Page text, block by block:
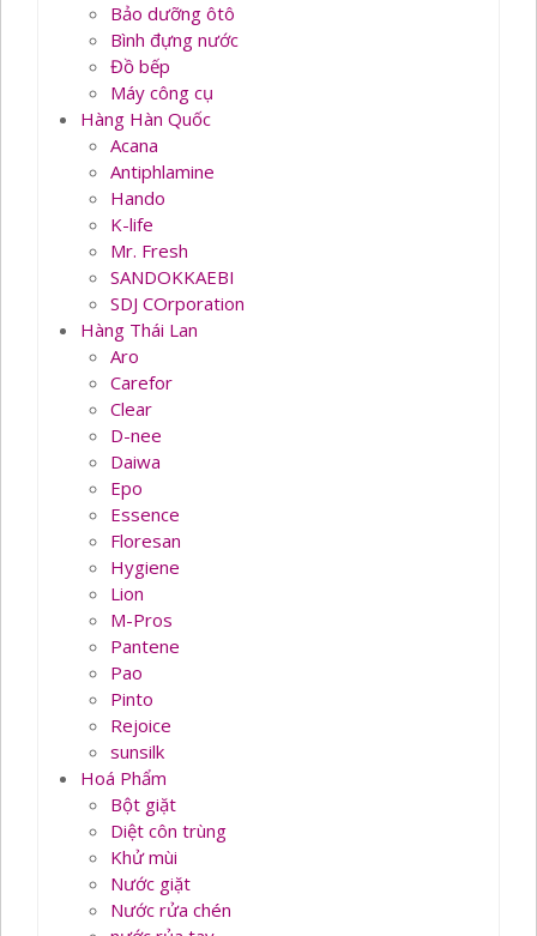
Bảo dưỡng ôtô
Bình đựng nước
Đồ bếp
Máy công cụ
Hàng Hàn Quốc
Acana
Antiphlamine
Hando
K-life
Mr. Fresh
SANDOKKAEBI
SDJ COrporation
Hàng Thái Lan
Aro
Carefor
Clear
D-nee
Daiwa
Epo
Essence
Floresan
Hygiene
Lion
M-Pros
Pantene
Pao
Pinto
Rejoice
sunsilk
Hoá Phẩm
Bột giặt
Diệt côn trùng
Khử mùi
Nước giặt
Nước rửa chén